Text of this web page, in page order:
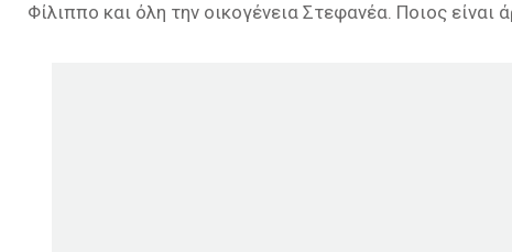
Φίλιππο και όλη την οικογένεια Στεφανέα. Ποιος είναι